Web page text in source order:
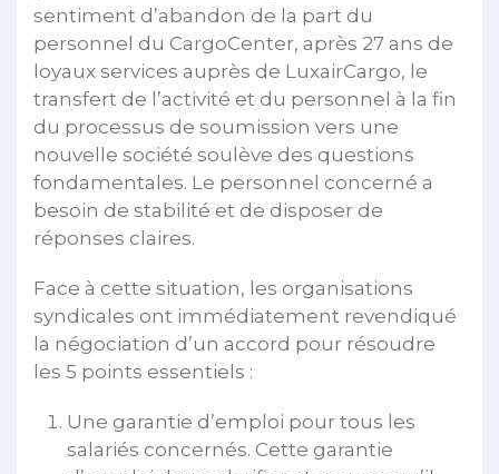
sentiment d’abandon de la part du
personnel du CargoCenter, après 27 ans de
loyaux services auprès de LuxairCargo, le
transfert de l’activité et du personnel à la fin
du processus de soumission vers une
nouvelle société soulève des questions
fondamentales. Le personnel concerné a
besoin de stabilité et de disposer de
réponses claires.
Face à cette situation, les organisations
syndicales ont immédiatement revendiqué
la négociation d’un accord pour résoudre
les 5 points essentiels :
Une garantie d’emploi pour tous les
salariés concernés. Cette garantie